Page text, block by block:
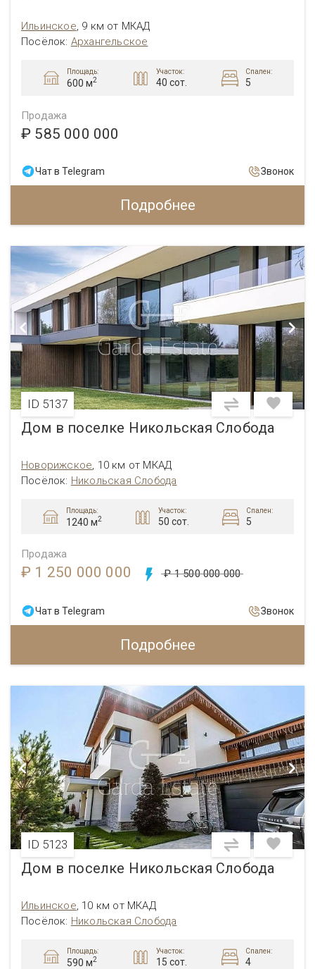
Ильинское, 9 км от МКАД
Посёлок: Архангельское
Площадь:
600 м2
Участок:
40 сот.
Спален:
5
Продажа
₽ 585 000 000
Чат в Telegram Звонок
Подробнее
ID 5137
Дом в поселке Никольская Слобода
Новорижское, 10 км от МКАД
Посёлок: Никольская Слобода
Площадь:
1240 м2
Участок:
50 сот.
Спален:
5
Продажа
₽ 1 250 000 000 ₽ 1 500 000 000
Чат в Telegram Звонок
Подробнее
ID 5123
Дом в поселке Никольская Слобода
Ильинское, 10 км от МКАД
Посёлок: Никольская Слобода
Площадь:
590 м2
Участок:
15 сот.
Спален:
4